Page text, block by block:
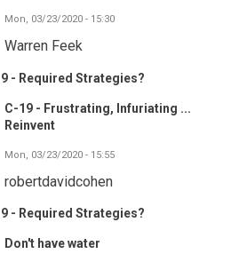
Mon, 03/23/2020 - 15:30
Warren Feek
- Required Strategies?
C-19 - Frustrating, Infuriating ...
Reinvent
Mon, 03/23/2020 - 15:55
robertdavidcohen
- Required Strategies?
Don't have water